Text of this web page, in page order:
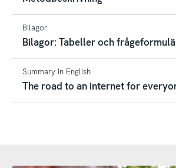
Bilagor
Bilagor: Tabeller och
Summary in English
The road to an internet for